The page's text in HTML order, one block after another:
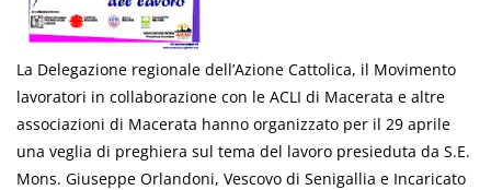
La Delegazione regionale dell’Azione Cattolica, il Movimento
lavoratori in collaborazione con le ACLI di Macerata e altre
associazioni di Macerata hanno organizzato per il 29 aprile
una veglia di preghiera sul tema del lavoro presieduta da S.E.
Mons. Giuseppe Orlandoni, Vescovo di Senigallia e Incaricato